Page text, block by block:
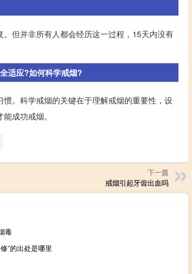
但并非所有人都会经历这一过程，15天内没有
适应?如何科学戒烟?
。科学戒烟的关键在于理解戒烟的重要性，设
成功戒烟。
下一篇
戒烟引起牙齿出血吗
毒
”的出处是哪里